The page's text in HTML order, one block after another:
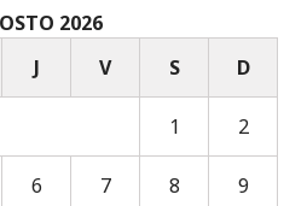
2026
J V S D
1 2
6 7 8 9